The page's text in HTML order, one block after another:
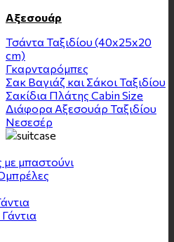
Αξεσουάρ
Τσάντα Ταξιδίου (40x25x20
cm)
Γκαρνταρόμπες
Σακ Βαγιάζ και Σάκοι Ταξιδίου
Σακίδια Πλάτης Cabin Size
Διάφορα Αξεσουάρ Ταξιδίου
Νεσεσέρ
μπαστούνι